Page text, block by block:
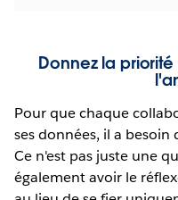
Donnez la
Pour que chaque
ses données, il a besoin
Ce n'est pas juste une
également avoir le